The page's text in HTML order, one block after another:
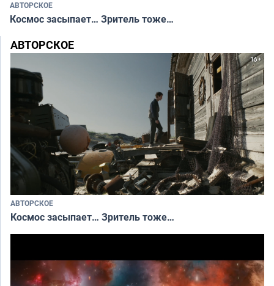
АВТОРСКОЕ
Космос засыпает… Зритель тоже…
АВТОРСКОЕ
АВТОРСКОЕ
Космос засыпает… Зритель тоже…